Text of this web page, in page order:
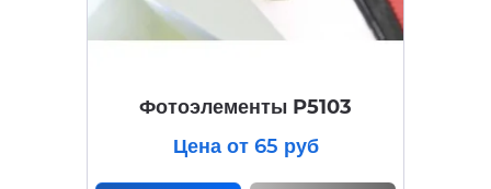
Фотоэлементы P5103
Цена от 65 руб